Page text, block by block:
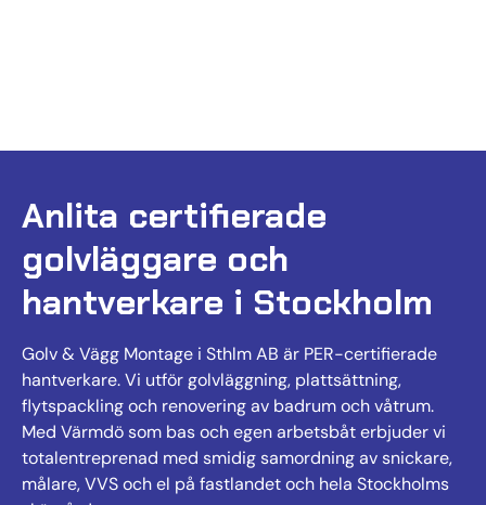
Anlita certifierade
golvläggare och
hantverkare i Stockholm
Golv & Vägg Montage i Sthlm AB är PER-certifierade
hantverkare. Vi utför golvläggning, plattsättning,
flytspackling och renovering av badrum och våtrum.
Med Värmdö som bas och egen arbetsbåt erbjuder vi
totalentreprenad med smidig samordning av snickare,
målare, VVS och el på fastlandet och hela Stockholms